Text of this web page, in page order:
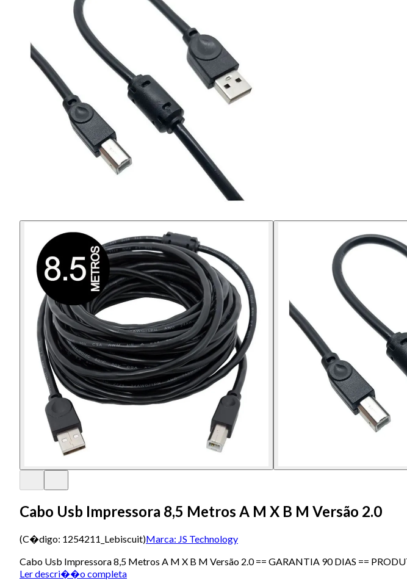
Cabo Usb Impressora 8,5 Metros A M X B M Versão 2.0
(C�digo: 1254211_Lebiscuit)Marca: JS Technology
Cabo Usb Impressora 8,5 Metros A M X B M Versão 2.0 == GARANTIA 90 DIAS ==
Ler descri��o completa